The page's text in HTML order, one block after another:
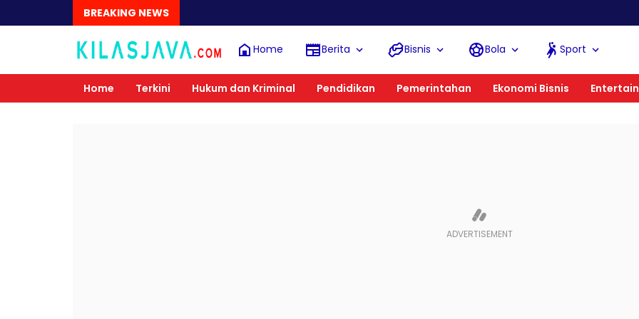
BREAKING NEWS
Home Berita Bisnis Bola Sport
Home Terkini Hukum dan Kriminal Pendidikan Pemerintahan Ekonomi Bisnis